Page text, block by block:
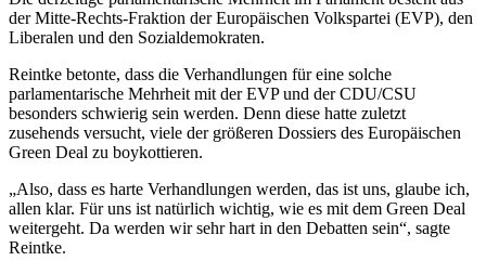
der Mitte-Rechts-Fraktion der Europäischen Volkspartei (EVP), den
Liberalen und den Sozialdemokraten.
Reintke betonte, dass die Verhandlungen für eine solche
parlamentarische Mehrheit mit der EVP und der CDU/CSU
besonders schwierig sein werden. Denn diese hatte zuletzt
zusehends versucht, viele der größeren Dossiers des Europäischen
Green Deal zu boykottieren.
„Also, dass es harte Verhandlungen werden, das ist uns, glaube ich,
allen klar. Für uns ist natürlich wichtig, wie es mit dem Green Deal
weitergeht. Da werden wir sehr hart in den Debatten sein“, sagte
Reintke.